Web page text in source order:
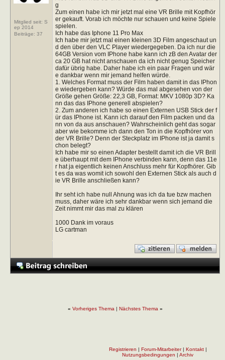
Mitglied seit: S
ep 2014
Beiträge: 37
g
Zum einen habe ich mir jetzt mal eine VR Brille mit Kopfhör
er gekauft. Vorab ich möchte nur schauen und keine Spiele
spielen.
Ich habe das Iphone 11 Pro Max
Ich habe mir jetzt mal einen kleinen 3D Film angeschaut un
d den über den VLC Player wiedergegeben. Da ich nur die
64GB Version vom IPhone habe kann ich zB den Avatar der
ca 20 GB hat nicht anschauen da ich nicht genug Speicher
dafür übrig habe. Daher habe ich ein paar Fragen und wär
e dankbar wenn mir jemand helfen würde.
1. Welches Format muss der Film haben damit in das IPhon
e wiedergeben kann? Würde das mal abgesehen von der
Größe gehen Größe: 22,3 GB, Format: MKV 1080p 3D? Ka
nn das das IPhone generell abspielen?
2. Zum anderen ich habe so einen Externen USB Stick der f
ür das IPhone ist. Kann ich darauf den Film packen und da
nn von da aus anschauen? Wahrscheinlich geht das sogar
aber wie bekomme ich dann den Ton in die Kopfhörer von
der VR Brille? Denn der Steckplatz im IPhone ist ja damit s
chon belegt?
Ich habe mir so einen Adapter bestellt damit ich die VR Brill
e überhaupt mit dem IPhone verbinden kann, denn das 11e
r hat ja eigentlich keinen Anschluss mehr für Kopfhörer. Gib
t es da was womit ich sowohl den Externen Stick als auch d
ie VR Brille anschließen kann?
Ihr seht ich habe null Ahnung was ich da tue bzw machen
muss, daher wäre ich sehr dankbar wenn sich jemand die
Zeit nimmt mir das mal zu klären
1000 Dank im voraus
LG cartman
« Vorheriges Thema | Nächstes Thema »
Registrieren | Forum-Mitarbeiter| Kontakt|
Nutzungsbedingungen | Archiv